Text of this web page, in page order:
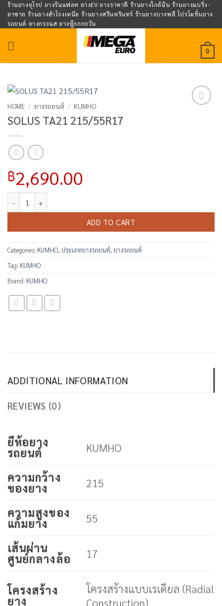
Skip
content
ร้านยางยุโรป ยางรันแฟลต ยางEV ยางราคาดี ร้านยางใกล้ฉัน ร้านยางแบริ่ง-
ลาซาล ร้านยางสำโรงเหนือ ร้านยางศรีนครินทร์ ร้านยางบางพลี โปรโมชั่นยาง
รถยนต์ ยางกระแส ยางทู๊กกกกวัน
0
HOME / ยางรถยนต์ / KUMHO
SOLUS TA21 215/55R17
฿2,690.00
ADD TO CART
Categories: KUMHO, ประเภทยางรถยนต์, ยางรถยนต์
Tag: KUMHO
Brand: KUMHO
ADDITIONAL INFORMATION
REVIEWS (0)
ยีห้อยาง
รถยนต์ KUMHO
ความกว้าง
ของยาง 215
ความสูงของ
แก้มยาง 55
เส้นผ่าน
ศูนย์กลางล้อ 17
โครงสร้าง
ยาง
โครงสร้างแบบเรเดียล (Radial
Construction)